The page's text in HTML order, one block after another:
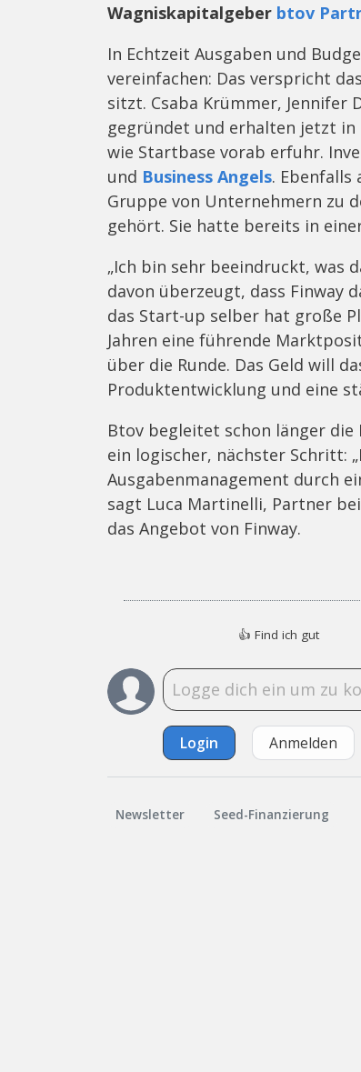
Wagniskapitalgeber btov
In Echtzeit Ausgaben und
vereinfachen: Das verspricht
sitzt. Csaba Krümmer, Jennifer
gegründet und erhalten jetzt in
wie Startbase vorab erfuhr.
und Business Angels. Ebenfalls
Gruppe von Unternehmern zu
gehört. Sie hatte bereits in
„Ich bin sehr beeindruckt, was
davon überzeugt, dass Finway
das Start-up selber hat große
Jahren eine führende
über die Runde. Das Geld will
Produktentwicklung und eine
Btov begleitet schon länger die
ein logischer, nächster Schritt:
Ausgabenmanagement durch
sagt Luca Martinelli, Partner
das Angebot von Finway.
👍 Find ich gut
Login Anmelden
Newsletter Seed-Finanzierung